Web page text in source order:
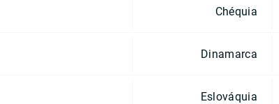
Chéquia
Dinamarca
Eslováquia